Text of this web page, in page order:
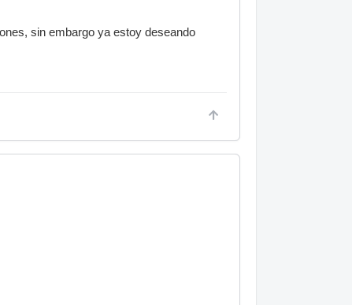
sin embargo ya estoy deseando